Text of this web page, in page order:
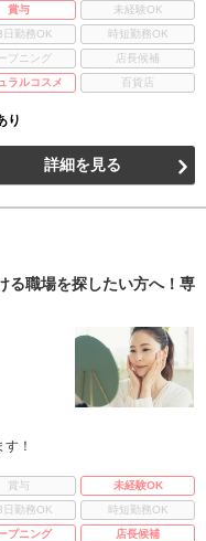
賞与
未経験OK
日勤務OK
時短勤務OK
プニング
店長候補
ラルコスメ 百貨店
り
詳細を見る
る職場を探したい方へ！専
！
賞与
未経験OK
日勤務OK
時短勤務OK
プニング
店長候補